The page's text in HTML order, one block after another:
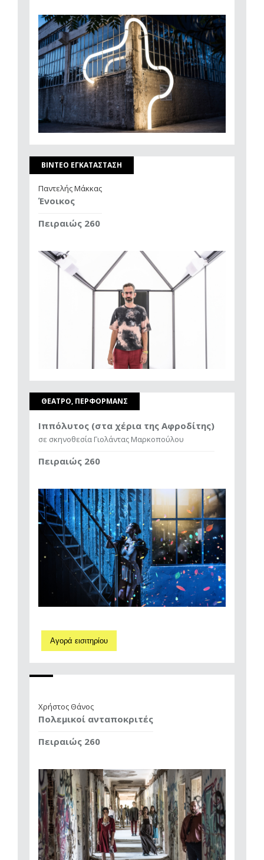
ΒΙΝΤΕΟ ΕΓΚΑΤΑΣΤΑΣΗ
Παντελής Μάκκας
Ένοικος
Πειραιώς 260
ΘΕΑΤΡΟ, ΠΕΡΦΟΡΜΑΝΣ
Ιππόλυτος (στα χέρια της Αφροδίτης)
σε σκηνοθεσία Γιολάντας Μαρκοπούλου
Πειραιώς 260
Αγορά εισιτηρίου
Χρήστος Θάνος
Πολεμικοί ανταποκριτές
Πειραιώς 260